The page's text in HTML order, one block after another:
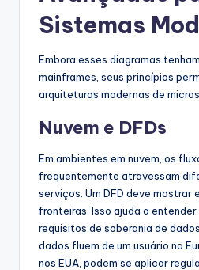
Sistemas
Embora esses diagramas
mainframes, seus princípios
arquiteturas modernas de
Nuvem e DFDs
Em ambientes em nuvem, os
frequentemente atravessam
serviços. Um DFD deve mostrar
fronteiras. Isso ajuda a
requisitos de soberania de
dados fluem de um usuário na
nos EUA, podem se aplicar